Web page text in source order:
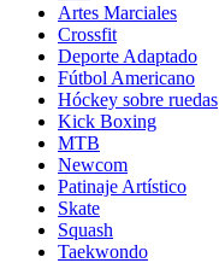
Artes Marciales
Crossfit
Deporte Adaptado
Fútbol Americano
Hóckey sobre ruedas
Kick Boxing
MTB
Newcom
Patinaje Artístico
Skate
Squash
Taekwondo